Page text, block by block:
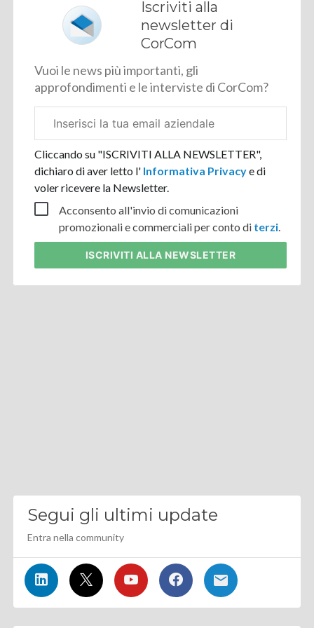
Iscriviti alla
newsletter di
CorCom
Vuoi le news più importanti, gli
approfondimenti e le interviste di CorCom?
aziendale
Cliccando su "ISCRIVITI ALLA NEWSLETTER",
dichiaro di aver letto l' Informativa Privacye di
voler ricevere la Newsletter.
Acconsento all'invio di comunicazioni
promozionali e commerciali per conto di terzi.
ISCRIVITI ALLA NEWSLETTER
Segui gli ultimi update
Entra nella community